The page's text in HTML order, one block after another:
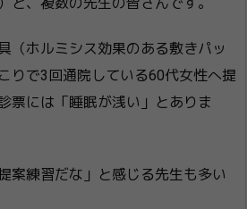
（ホルミシス効果のある敷きパッ
りで3回通院している60代女性へ提
票には「睡眠が浅い」とありま
案練習だな」と感じる先生も多い